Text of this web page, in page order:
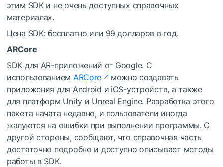
этим SDK и не очень доступных справочных
материалах.
Цена SDK: бесплатно или 99 долларов в год.
ARCore
SDK для AR-приложений от Google. С
использованием ARCore
можно создавать
приложения для Android и iOS-устройств, а также
для платформ Unity и Unreal Engine. Разработка этого
пакета начата недавно, и пользователи иногда
жалуются на ошибки при выполнении программы. С
другой стороны, сообщают, что справочная часть
достаточно подробно и доступно описывает методы
работы в SDK.